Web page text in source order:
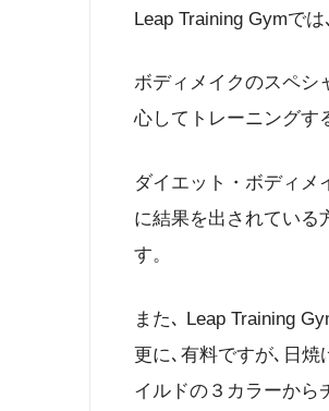
Leap Training Gymで
ボディメイクのスペシ
心してトレーニングす
ダイエット・ボディメ
に結果を出されている
す。
また､ Leap Training
更に､有料ですが､日焼
イルドの３カラーから